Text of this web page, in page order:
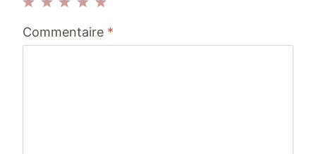
étoiles
étoiles
étoiles
étoiles
étoile
Commentaire *